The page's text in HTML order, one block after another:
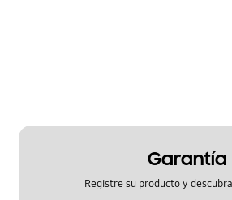
Multimedia
Garantía
Registre su producto y